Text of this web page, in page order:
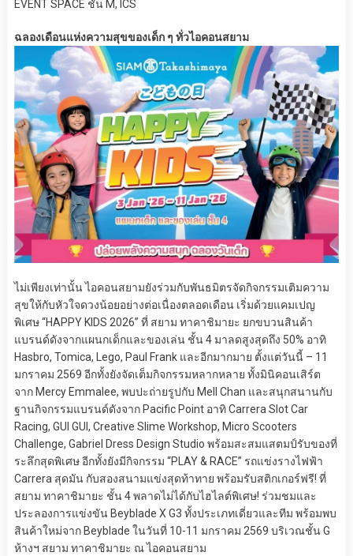
EVENT SPACE ชั้น M, ICS
ฉลองเดือนแห่งความสุขของเด็ก ๆ ทั่วไอคอนสยาม
ไม่เพียงเท่านั้น ไอคอนสยามยังร่วมกับพันธมิตรจัดกิจกรรมเติมความ
สุขให้กับหัวใจดวงน้อยอย่างต่อเนื่องตลอดเดือน เริ่มด้วยแคมเปญ
พิเศษ “HAPPY KIDS 2026” ที่ สยาม ทาคาชิมายะ ยกขบวนสินค้า
แบรนด์ดังจากแผนกเด็กและของเล่น ชั้น 4 มาลดสูงสุดถึง 50% อาทิ
Hasbro, Tomica, Lego, Paul Frank และอีกมากมาย ตั้งแต่วันนี้ – 11
มกราคม 2569 อีกทั้งยังจัดเต็มกิจกรรมหลากหลาย ทั้งมินิคอนเสิร์ต
จาก Mercy Emmalee, พบปะถ่ายรูปกับ Mell Chan และสนุกสนานกับ
ฐานกิจกรรมแบรนด์ดังจาก Pacific Point อาทิ Carrera Slot Car
Racing, GUI GUI, Creative Slime Workshop, Micro Scooters
Challenge, Gabriel Dress Design Studio พร้อมสะสมแสตมป์รับของที่
ระลึกสุดพิเศษ อีกทั้งยังมีกิจกรรม “PLAY & RACE” รถแข่งรางไฟฟ้า
Carrera สุดมัน กับสองสนามแข่งสุดท้าทาย พร้อมรับสติกเกอร์ฟรี! ที่
สยาม ทาคาชิมายะ ชั้น 4 พลาดไม่ได้กับไฮไลต์พิเศษ! ร่วมชมและ
ประลองการแข่งขัน Beyblade X G3 ทั้งประเภทเดี่ยวและทีม พร้อมพบ
สินค้าใหม่จาก Beyblade ในวันที่ 10-11 มกราคม 2569 บริเวณชั้น G
ห้างฯ สยาม ทาคาชิมายะ ณ ไอคอนสยาม